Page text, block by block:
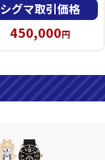
シグマ取引価格
450,000円